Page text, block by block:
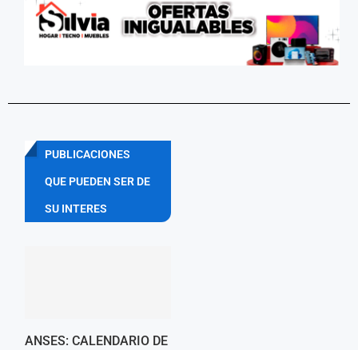
PUBLICACIONES
QUE PUEDEN SER DE
SU INTERES
ANSES: CALENDARIO DE